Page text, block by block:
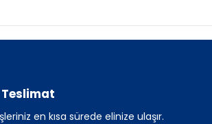
Teslimat
en kısa sürede elinize ulaşır.